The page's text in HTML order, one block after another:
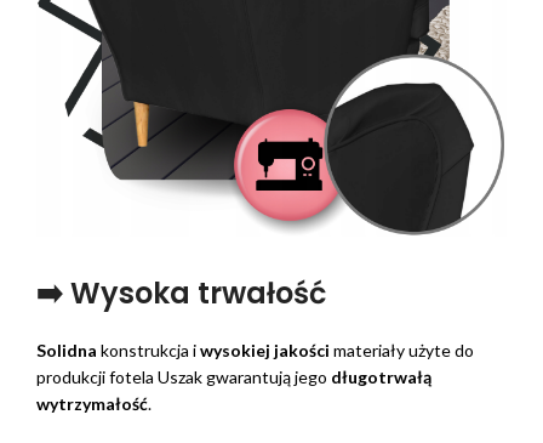
➡️ Wysoka trwałość
Solidna konstrukcja iwysokiej jakości materiały użyte do
produkcji fotela Uszak gwarantują jego długotrwałą
wytrzymałość.